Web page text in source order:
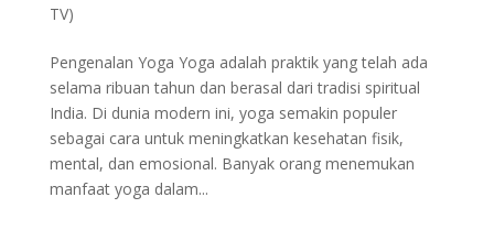
TV)
Pengenalan Yoga Yoga adalah praktik yang telah ada
selama ribuan tahun dan berasal dari tradisi spiritual
India. Di dunia modern ini, yoga semakin populer
sebagai cara untuk meningkatkan kesehatan fisik,
mental, dan emosional. Banyak orang menemukan
manfaat yoga dalam...